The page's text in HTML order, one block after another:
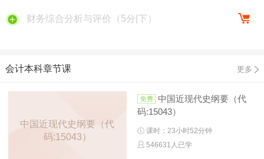
财务综合分析与评价（5分|下）
会计本科章节课 更多
中国近现代史纲要（代
码:15043）
中国近现代史纲要（代
码:15043）
课时：23小时52分钟
546631人已学